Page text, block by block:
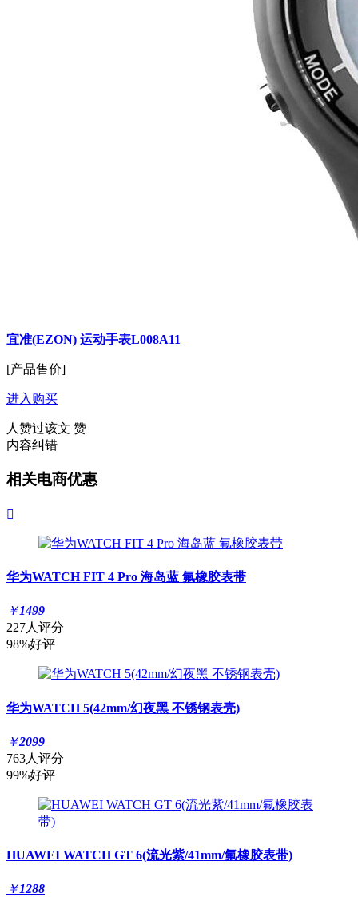
宜准(EZON) 运动手表L008A11
[产品售价]
进入购买
人赞过该文 赞
内容纠错
相关电商优惠

华为WATCH FIT 4 Pro 海岛蓝 氟橡胶表带
￥1499
227人评分
98%好评
华为WATCH 5(42mm/幻夜黑 不锈钢表壳)
￥2099
763人评分
99%好评
HUAWEI WATCH GT 6(流光紫/41mm/氟橡胶表带)
￥1288